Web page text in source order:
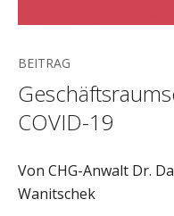
BEITRAG
COVID-19
Von CHG-Anwalt Dr.
Wanitschek